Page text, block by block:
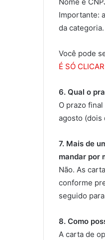
Importante:
da categoria.
Você pode
É SÓ
6. Qual o
O prazo
agosto (dois
7. Mais de
mandar por
Não. As
conforme
seguido
8. Como
A carta de